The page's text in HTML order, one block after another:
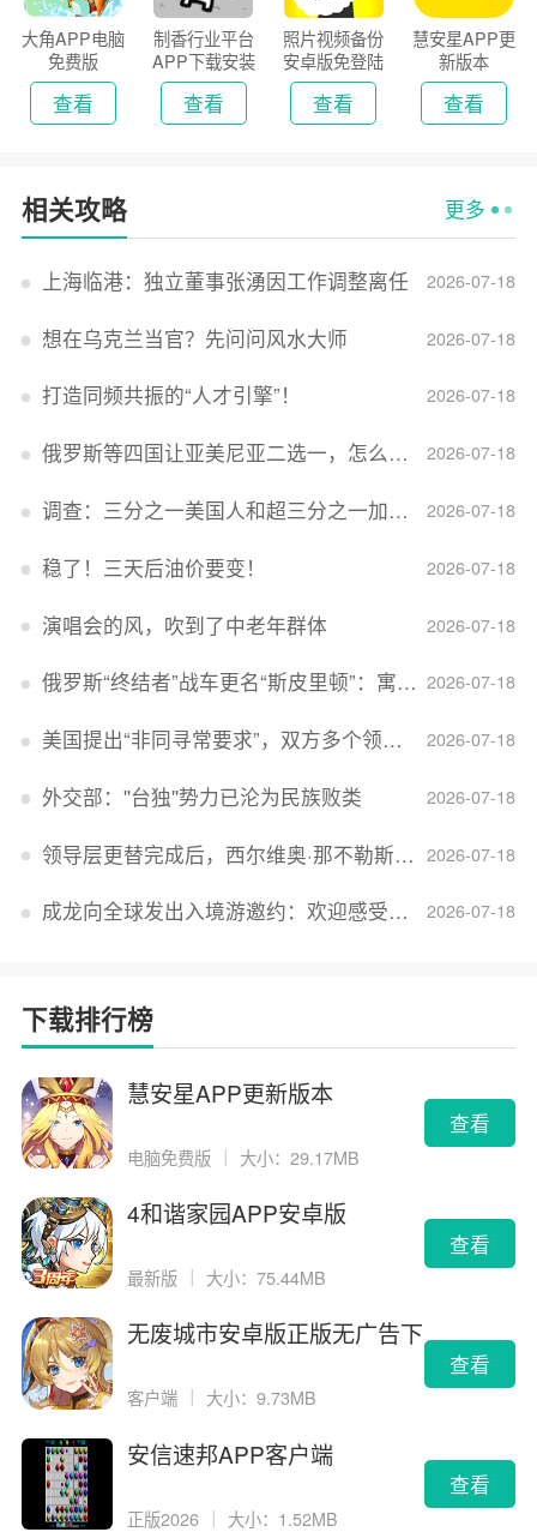
大角APP电脑
免费版
查看
制香行业平台
APP下载安装
2026
查看
照片视频备份
安卓版免登陆
版
查看
慧安星APP更
新版本
查看
相关攻略 更多
2026-07-18
上海临港：独立董事张湧因工作调整离任
2026-07-18
想在乌克兰当官？先问问风水大师
2026-07-18
打造同频共振的“人才引擎”！
2026-07-18
俄罗斯等四国让亚美尼亚二选一，怎么回事？
2026-07-18
调查：三分之一美国人和超三分之一加拿大人感到经济压力
2026-07-18
稳了！三天后油价要变！
2026-07-18
演唱会的风，吹到了中老年群体
2026-07-18
俄罗斯“终结者”战车更名“斯皮里顿”：寓意强大可靠，彰显俄精神力量
2026-07-18
美国提出“非同寻常要求”，双方多个领域分歧依旧，印美贸易谈判进入“关键阶段”
2026-07-18
外交部：''台独''势力已沦为民族败类
2026-07-18
领导层更替完成后，西尔维奥·那不勒斯出任Lucid首席执行官
2026-07-18
成龙向全球发出入境游邀约：欢迎感受无滤镜的真实中国
下载排行榜
慧安星APP更新版本
电脑免费版 ｜ 大小：29.17MB
查看
4和谐家园APP安卓版
最新版 大小：75.44MB
查看
无废城市安卓版正版无广告下
客户端 大小：9.73MB
查看
安信速邦APP客户端
正版2026 ｜ 大小：1.52MB
查看